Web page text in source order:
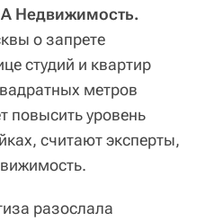
Недвижимость.
о запрете
студий и квартир
метров
повысить уровень
считают эксперты,
разослала